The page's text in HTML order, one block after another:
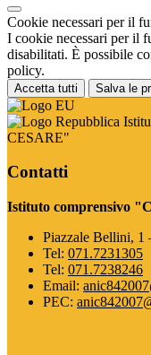
Cookie necessari per il
I cookie necessari per il
disabilitati. È possibile
policy.
Accetta tutti Salva le
CESARE"
Contatti
Istituto comprensivo
Piazzale Bellini, 1
Tel: 071.7231305
Tel: 071.7238246
Email:
PEC: